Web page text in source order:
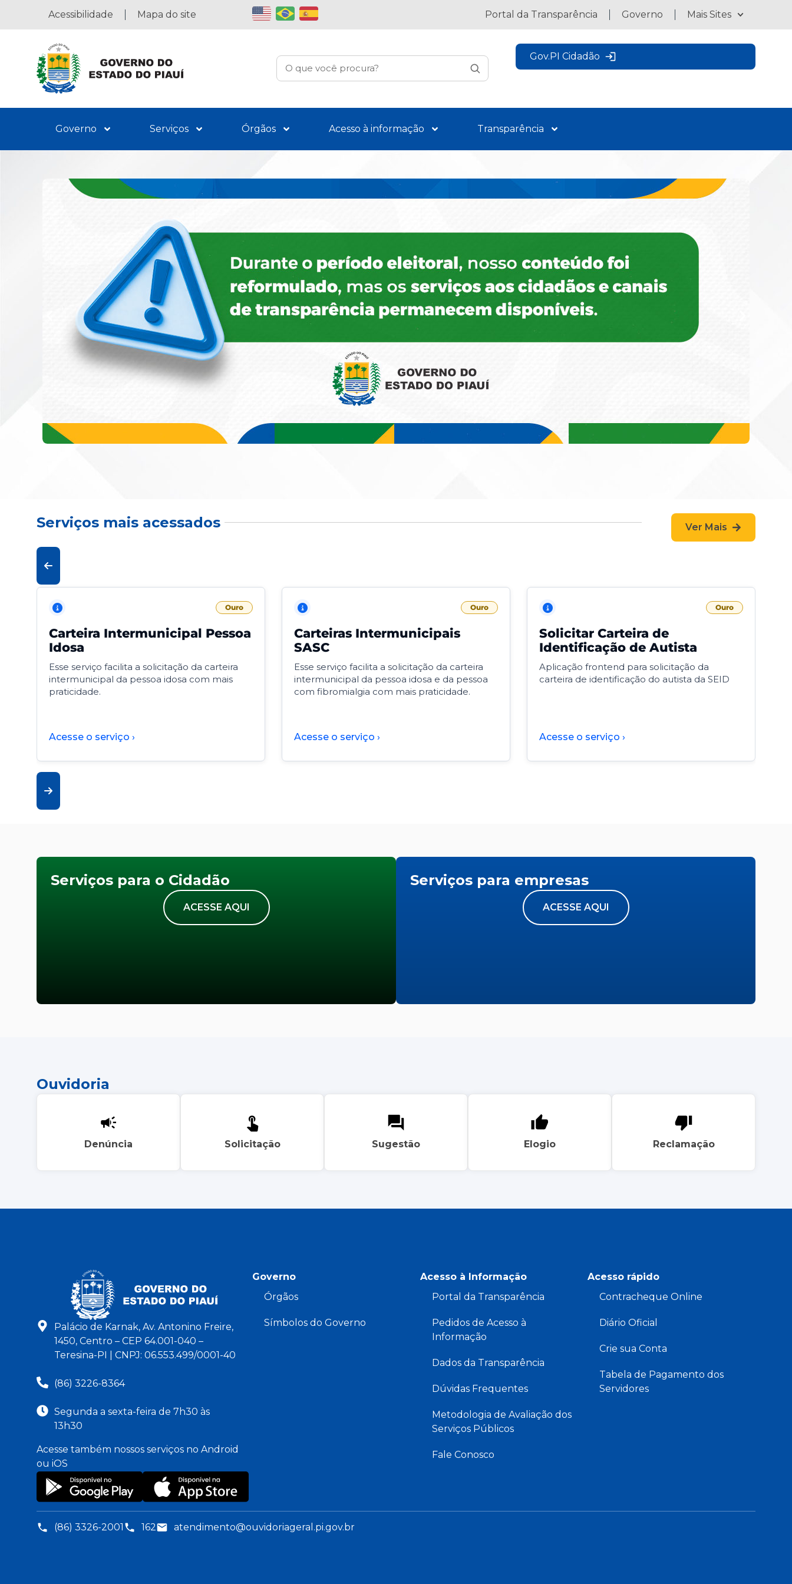
Acessibilidade Mapa do site Portal da Transparência Governo Mais Sites
Gov.PI Cidadão
Governo Serviços Órgãos Acesso à informação Transparência
Serviços mais acessados Ver Mais
Ouro
Carteira Intermunicipal Pessoa
Idosa
Esse serviço facilita a solicitação da carteira
intermunicipal da pessoa idosa com mais
praticidade.
Acesse o serviço ›
Ouro
Carteiras Intermunicipais
SASC
Esse serviço facilita a solicitação da carteira
intermunicipal da pessoa idosa e da pessoa
com fibromialgia com mais praticidade.
Acesse o serviço ›
Ouro
Solicitar Carteira de
Identificação de Autista
Aplicação frontend para solicitação da
carteira de identificação do autista da SEID
Acesse o serviço ›
Serviços para o Cidadão
ACESSE AQUI
Serviços para empresas
ACESSE AQUI
Ouvidoria
Denúncia Solicitação Sugestão Elogio Reclamação
Palácio de Karnak, Av. Antonino Freire,
1450, Centro – CEP 64.001-040 –
Teresina-PI | CNPJ: 06.553.499/0001-40
(86) 3226-8364
Segunda a sexta-feira de 7h30 às
13h30
Acesse também nossos serviços no Android
ou iOS
Governo
Órgãos
Símbolos do Governo
Acesso à Informação
Portal da Transparência
Pedidos de Acesso à
Informação
Dados da Transparência
Dúvidas Frequentes
Metodologia de Avaliação dos
Serviços Públicos
Fale Conosco
Acesso rápido
Contracheque Online
Diário Oficial
Crie sua Conta
Tabela de Pagamento dos
Servidores
(86) 3326-2001 162 atendimento@ouvidoriageral.pi.gov.br